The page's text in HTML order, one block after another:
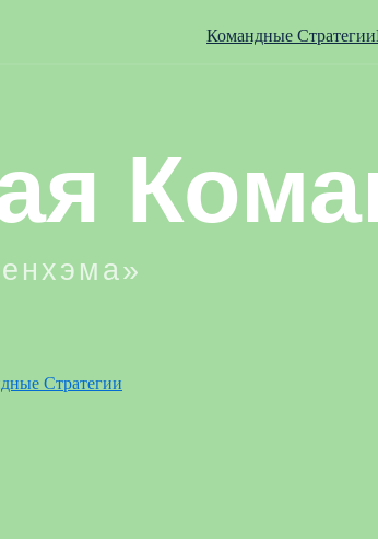
Командные Стратегии
Стратегии